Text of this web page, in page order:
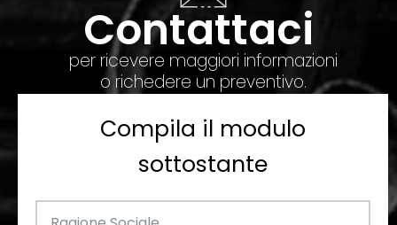
Contattaci
per ricevere maggiori informazioni
o richedere un preventivo.
Compila il modulo
sottostante